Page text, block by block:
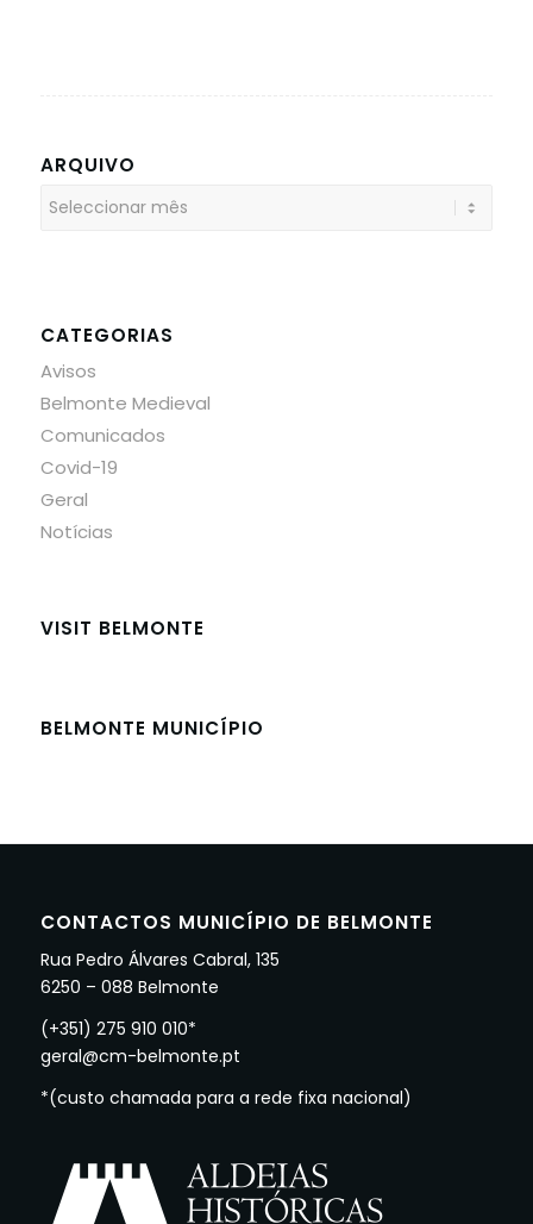
ARQUIVO
CATEGORIAS
Avisos
Belmonte Medieval
Comunicados
Covid-19
Geral
Notícias
VISIT BELMONTE
BELMONTE MUNICÍPIO
CONTACTOS MUNICÍPIO DE BELMONTE
Rua Pedro Álvares Cabral, 135
6250 – 088 Belmonte
(+351) 275 910 010*
geral@cm-belmonte.pt
*(custo chamada para a rede fixa nacional)